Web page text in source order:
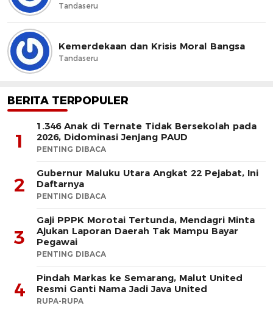
Tandaseru
Kemerdekaan dan Krisis Moral Bangsa
Tandaseru
BERITA TERPOPULER
1
1.346 Anak di Ternate Tidak Bersekolah pada
2026, Didominasi Jenjang PAUD
PENTING DIBACA
2
Gubernur Maluku Utara Angkat 22 Pejabat, Ini
Daftarnya
PENTING DIBACA
3
Gaji PPPK Morotai Tertunda, Mendagri Minta
Ajukan Laporan Daerah Tak Mampu Bayar
Pegawai
PENTING DIBACA
4
Pindah Markas ke Semarang, Malut United
Resmi Ganti Nama Jadi Java United
RUPA-RUPA